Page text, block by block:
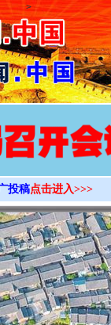
>
投稿点击进入>>>